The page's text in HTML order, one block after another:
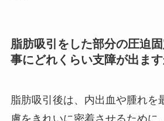
脂肪吸引をした部分の圧迫
事にどれくらい支障が出ま
脂肪吸引後は、内出血や腫れを